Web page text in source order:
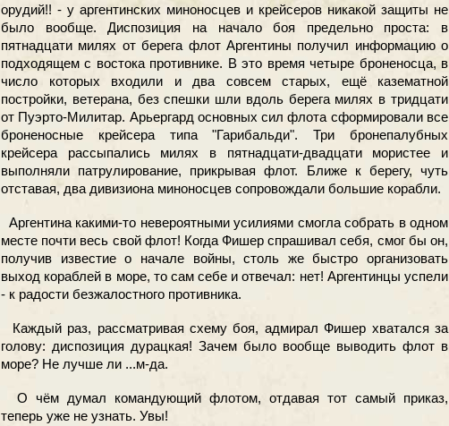
орудий!! - у аргентинских миноносцев и крейсеров никакой защиты не
было вообще. Диспозиция на начало боя предельно проста: в
пятнадцати милях от берега флот Аргентины получил информацию о
подходящем с востока противнике. В это время четыре броненосца, в
число которых входили и два совсем старых, ещё казематной
постройки, ветерана, без спешки шли вдоль берега милях в тридцати
от Пуэрто-Милитар. Арьергард основных сил флота сформировали все
броненосные крейсера типа "Гарибальди". Три бронепалубных
крейсера рассыпались милях в пятнадцати-двадцати мористее и
выполняли патрулирование, прикрывая флот. Ближе к берегу, чуть
отставая, два дивизиона миноносцев сопровождали большие корабли.
Аргентина какими-то невероятными усилиями смогла собрать в одном
месте почти весь свой флот! Когда Фишер спрашивал себя, смог бы он,
получив известие о начале войны, столь же быстро организовать
выход кораблей в море, то сам себе и отвечал: нет! Аргентинцы успели
- к радости безжалостного противника.
Каждый раз, рассматривая схему боя, адмирал Фишер хватался за
голову: диспозиция дурацкая! Зачем было вообще выводить флот в
море? Не лучше ли ...м-да.
О чём думал командующий флотом, отдавая тот самый приказ,
теперь уже не узнать. Увы!